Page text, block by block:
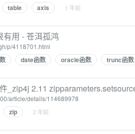
table axis · 1 年前
用 - 苍洱孤鸿
p/4118701.html
date函数 oracle函数 trunc函数
_zip4j 2.11
article/details/114689978
zip · 2 年前